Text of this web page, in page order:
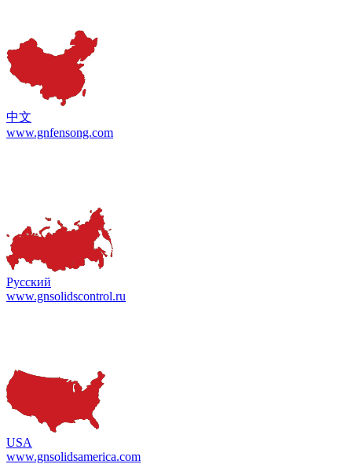
中文
www.gnfensong.com
Русский
www.gnsolidscontrol.ru
USA
www.gnsolidsamerica.com